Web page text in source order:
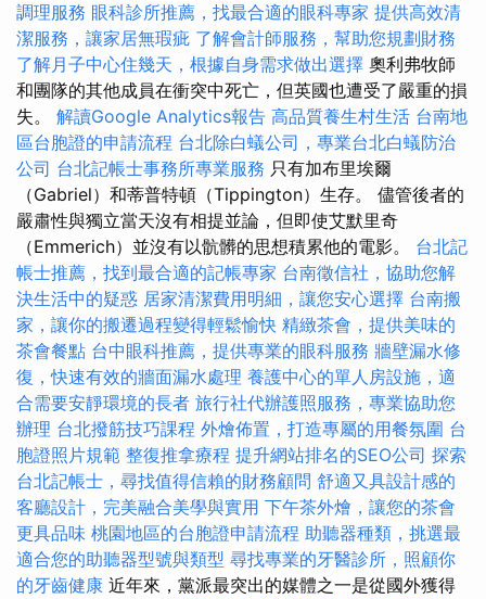
調理服務 眼科診所推薦，找最合適的眼科專家 提供高效清
潔服務，讓家居無瑕疵 了解會計師服務，幫助您規劃財務
了解月子中心住幾天，根據自身需求做出選擇 奧利弗牧師
和團隊的其他成員在衝突中死亡，但英國也遭受了嚴重的損
失。 解讀Google Analytics報告 高品質養生村生活 台南地
區台胞證的申請流程 台北除白蟻公司，專業台北白蟻防治
公司 台北記帳士事務所專業服務 只有加布里埃爾
（Gabriel）和蒂普特頓（Tippington）生存。 儘管後者的
嚴肅性與獨立當天沒有相提並論，但即使艾默里奇
（Emmerich）並沒有以骯髒的思想積累他的電影。 台北記
帳士推薦，找到最合適的記帳專家 台南徵信社，協助您解
決生活中的疑惑 居家清潔費用明細，讓您安心選擇 台南搬
家，讓你的搬遷過程變得輕鬆愉快 精緻茶會，提供美味的
茶會餐點 台中眼科推薦，提供專業的眼科服務 牆壁漏水修
復，快速有效的牆面漏水處理 養護中心的單人房設施，適
合需要安靜環境的長者 旅行社代辦護照服務，專業協助您
辦理 台北撥筋技巧課程 外燴佈置，打造專屬的用餐氛圍 台
胞證照片規範 整復推拿療程 提升網站排名的SEO公司 探索
台北記帳士，尋找值得信賴的財務顧問 舒適又具設計感的
客廳設計，完美融合美學與實用 下午茶外燴，讓您的茶會
更具品味 桃園地區的台胞證申請流程 助聽器種類，挑選最
適合您的助聽器型號與類型 尋找專業的牙醫診所，照顧你
的牙齒健康 近年來，黨派最突出的媒體之一是從國外獲得